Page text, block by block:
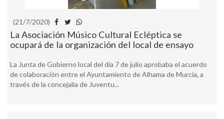
(21/7/2020)
La Asociación Músico Cultural Ecléptica se
ocupará de la organización del local de ensayo
La Junta de Gobierno local del día 7 de julio aprobaba el acuerdo
de colaboración entre el Ayuntamiento de Alhama de Murcia, a
través de la concejalía de Juventu...